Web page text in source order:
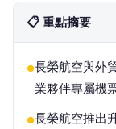
📋 重點摘要
●長榮航空與外
業夥伴專屬機
●長榮航空推出